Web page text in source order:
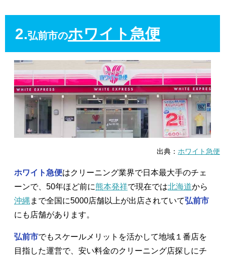
2.弘前市のホワイト急便
出典： ホワイト急便
ホワイト急便はクリーニング業界で日本最大手のチェ
ーンで、50年ほど前に熊本発祥で現在では北海道から
沖縄 まで全国に5000店舗以上が出店されていて弘前市
にも店舗があります。
弘前市でもスケールメリットを活かして地域１番店を
目指した運営で、安い料金のクリーニング店探しにチ